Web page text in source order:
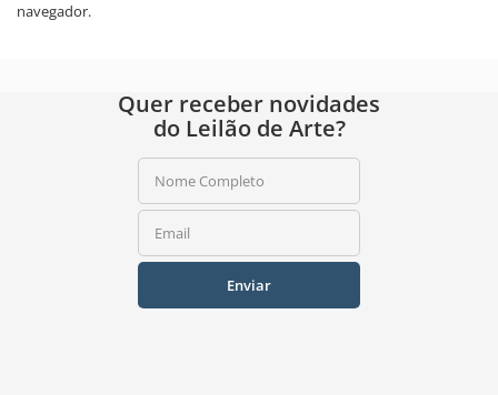
navegador.
Quer receber novidades
do Leilão de Arte?
Nome Completo
Email
Enviar